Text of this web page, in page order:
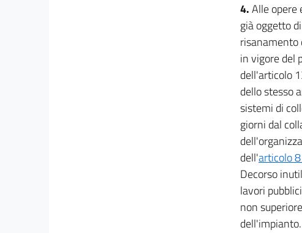
4.Alle opere
già oggetto
risanamento
in vigore del
dell'articolo
dello stesso
sistemi di
giorni dal
dell'articolo
Decorso
lavori
non